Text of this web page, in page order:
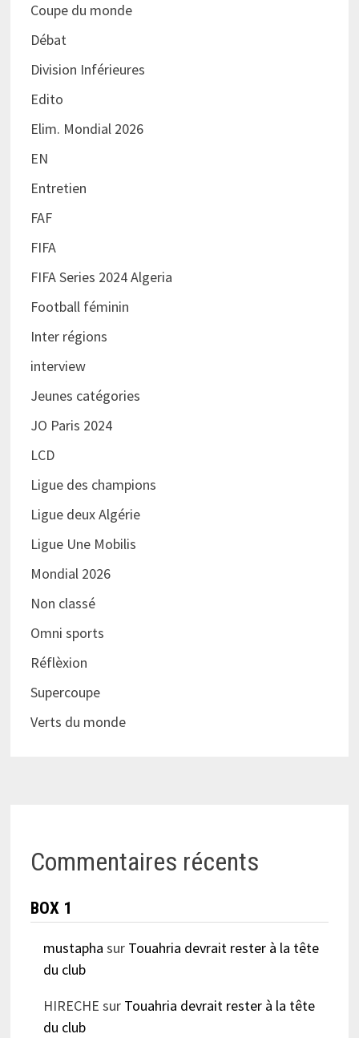
Coupe du monde
Débat
Division Inférieures
Edito
Elim. Mondial 2026
EN
Entretien
FAF
FIFA
FIFA Series 2024 Algeria
Football féminin
Inter régions
interview
Jeunes catégories
JO Paris 2024
LCD
Ligue des champions
Ligue deux Algérie
Ligue Une Mobilis
Mondial 2026
Non classé
Omni sports
Réflèxion
Supercoupe
Verts du monde
Commentaires récents
BOX 1
mustapha sur Touahria devrait rester à la tête
du club
HIRECHE sur Touahria devrait rester à la tête
du club